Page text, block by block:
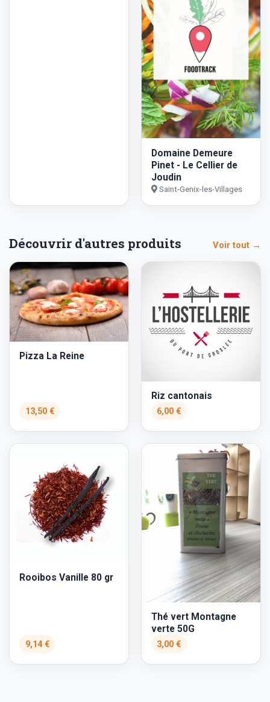
Domaine Demeure
Pinet - Le Cellier de
Joudin
Saint-Genix-les-Villages
Découvrir d'autres produits Voir tout →
Pizza La Reine
13,50 €
Riz cantonais
6,00 €
Rooibos Vanille 80 gr
9,14 €
Thé vert Montagne
verte 50G
3,00 €